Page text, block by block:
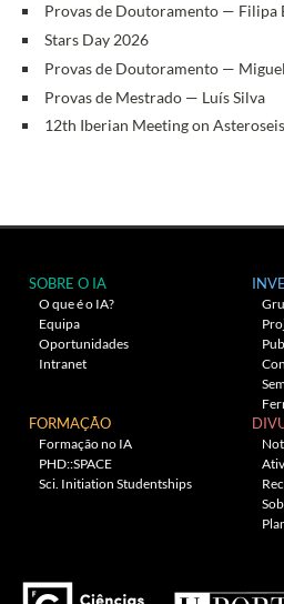
Provas de Doutoramento — Filipa
Stars Day 2026
Provas de Doutoramento —
Provas de Mestrado — Luís Silva
12th Iberian Meeting on
SOBRE O IA
O que é o IA?
Equipa
Oportunidades
Intranet
FORMAÇÃO
Formação no IA
PHD::SPACE
Sci. Initiation Studentships